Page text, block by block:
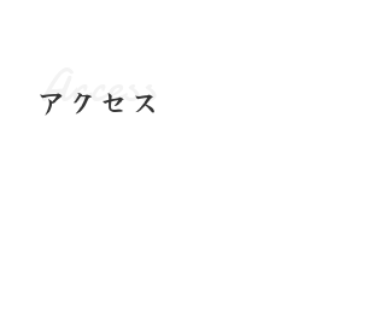
Access
アクセス